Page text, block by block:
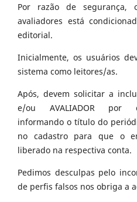
Por razão de segurança,
avaliadores está
editorial.
Inicialmente, os usuários
sistema como leitores/as.
Após, devem solicitar a
e/ou AVALIADOR por
informando o título do
no cadastro para que o
liberado na respectiva conta.
Pedimos desculpas pelo
de perfis falsos nos obriga a